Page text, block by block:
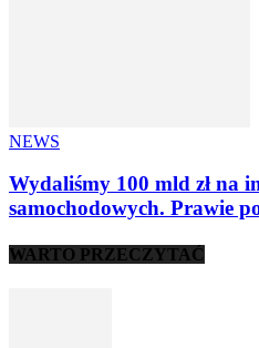
NEWS
Wydaliśmy 100 mld zł na
samochodowych. Prawie
WARTO PRZECZYTAĆ